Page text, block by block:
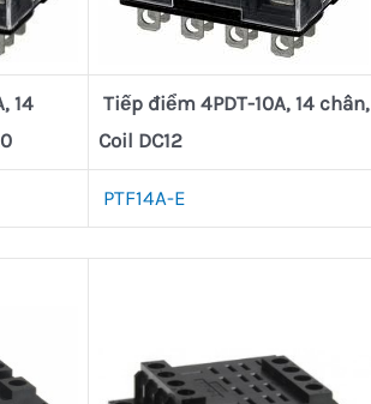
14
Tiếp điểm 4PDT-10A, 14 chân,
Coil DC12
PTF14A-E